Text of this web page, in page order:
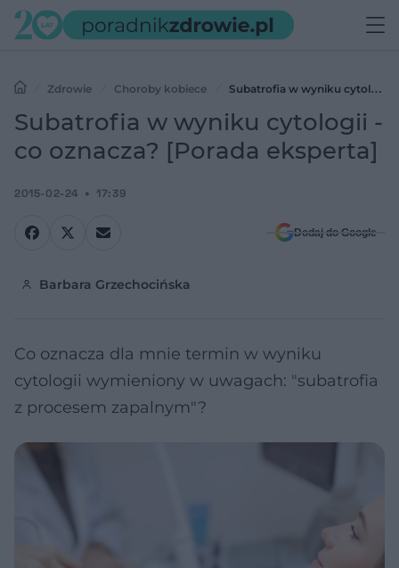
Zdrowie Choroby kobiece
Subatrofia w wyniku cytologii
- co oznacza? [Porada eksperta]
Subatrofia w wyniku cytologii -
co oznacza? [Porada eksperta]
2015-02-24 17:39
Dodaj do Google
Barbara Grzechocińska
Co oznacza dla mnie termin w wyniku
cytologii wymieniony w uwagach: "subatrofia
z procesem zapalnym"?